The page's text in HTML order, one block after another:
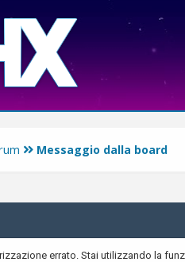
Messaggio dalla board
errato. Stai utilizzando la